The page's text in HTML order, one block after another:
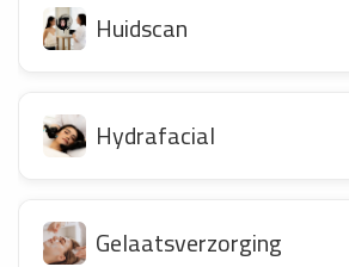
Huidscan
Hydrafacial
Gelaatsverzorging